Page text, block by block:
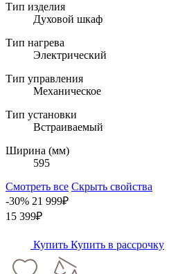
Тип изделия
Духовой шкаф
Тип нагрева
Электрический
Тип управления
Механическое
Тип установки
Встраиваемый
Ширина (мм)
595
Смотреть все Скрыть свойства
-30% 21 999₽
15 399₽
Купить Купить в рассрочку